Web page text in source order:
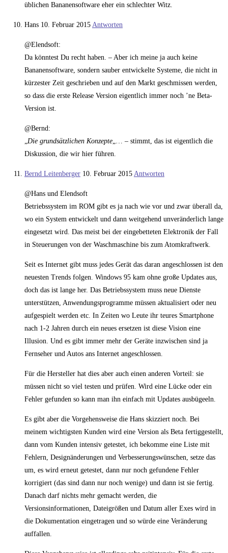
üblichen Bananensoftware eher ein schlechter Witz.
Hans 10. Februar 2015 Antworten
@Elendsoft:
Da könntest Du recht haben. – Aber ich meine ja auch keine
Bananensoftware, sondern sauber entwickelte Systeme, die nicht in
kürzester Zeit geschrieben und auf den Markt geschmissen werden,
so dass die erste Release Version eigentlich immer noch ’ne Beta-
Version ist.
@Bernd:
Die grundsätzlichen Konzepte „… – stimmt, das ist eigentlich die
Diskussion, die wir hier führen.
Bernd Leitenberger 10. Februar 2015 Antworten
@Hans und Elendsoft
Betriebssystem im ROM gibt es ja nach wie vor und zwar überall da,
wo ein System entwickelt und dann weitgehend unveränderlich lange
eingesetzt wird. Das meist bei der eingebetteten Elektronik der Fall
in Steuerungen von der Waschmaschine bis zum Atomkraftwerk.
Seit es Internet gibt muss jedes Gerät das daran angeschlossen ist den
neuesten Trends folgen. Windows 95 kam ohne große Updates aus,
doch das ist lange her. Das Betriebssystem muss neue Dienste
unterstützen, Anwendungsprogramme müssen aktualisiert oder neu
aufgespielt werden etc. In Zeiten wo Leute ihr teures Smartphone
nach 1-2 Jahren durch ein neues ersetzen ist diese Vision eine
Illusion. Und es gibt immer mehr der Geräte inzwischen sind ja
Fernseher und Autos ans Internet angeschlossen.
Für die Hersteller hat dies aber auch einen anderen Vorteil: sie
müssen nicht so viel testen und prüfen. Wird eine Lücke oder ein
Fehler gefunden so kann man ihn einfach mit Updates ausbügeeln.
Es gibt aber die Vorgehensweise die Hans skizziert noch. Bei
meinem wichtigsten Kunden wird eine Version als Beta fertiggestellt,
dann vom Kunden intensiv getestet, ich bekomme eine Liste mit
Fehlern, Designänderungen und Verbesserungswünschen, setze das
um, es wird erneut getestet, dann nur noch gefundene Fehler
korrigiert (das sind dann nur noch wenige) und dann ist sie fertig.
Danach darf nichts mehr gemacht werden, die
Versionsinformationen, Dateigrößen und Datum aller Exes wird in
die Dokumentation eingetragen und so würde eine Veränderung
auffallen.